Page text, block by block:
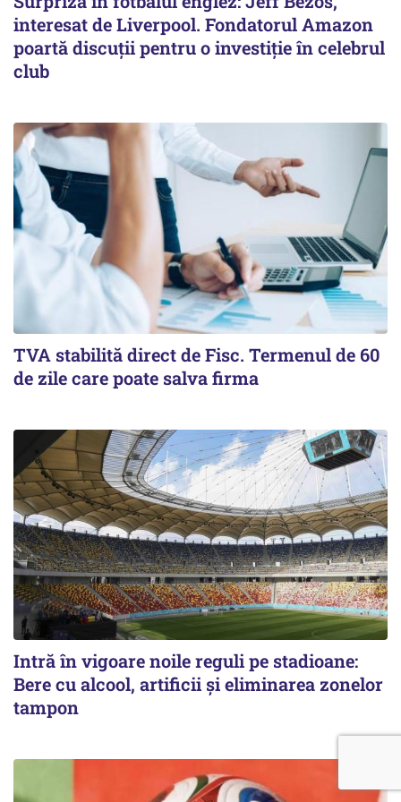
interesat de Liverpool. Fondatorul Amazon
poartă discuții pentru o investiție în celebrul
club
TVA stabilită direct de Fisc. Termenul de 60
de zile care poate salva firma
Intră în vigoare noile reguli pe stadioane:
Bere cu alcool, artificii și eliminarea zonelor
tampon